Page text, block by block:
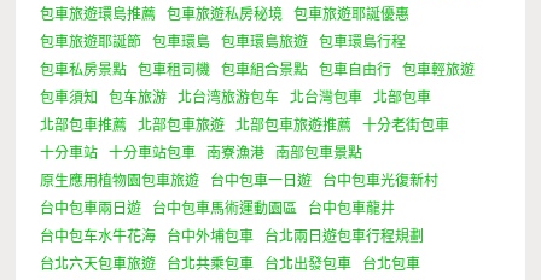
包車旅遊環島推薦
包車旅遊私房秘境
包車旅遊耶誕優惠
包車旅遊耶誕節
包車環島 包車環島旅遊
包車環島行程
包車私房景點
包車租司機 包車組合景點 包車自由行
包車輕旅遊
包車須知
包车旅游 北台湾旅游包车 北台灣包車
北部包車
北部包車推薦
北部包車旅遊 北部包車旅遊推薦
十分老街包車
十分車站
十分車站包車 南寮漁港
南部包車景點
原生應用植物園包車旅遊
台中包車一日遊
台中包車光復新村
台中包車兩日遊
台中包車馬術運動園區
台中包車龍井
台中包车水牛花海
台中外埔包車
台北兩日遊包車行程規劃
台北六天包車旅遊
台北共乘包車 台北出發包車
台北包車